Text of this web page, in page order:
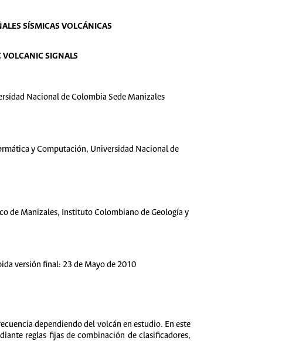
SÍSMICAS VOLCÁNICAS
SIGNALS
Nacional de Colombia Sede Manizales
y Computación, Universidad Nacional de
de Manizales, Instituto Colombiano de Geología y
versión final: 23 de Mayo de 2010
dependiendo del volcán en estudio. En este
reglas fijas de combinación de clasificadores,